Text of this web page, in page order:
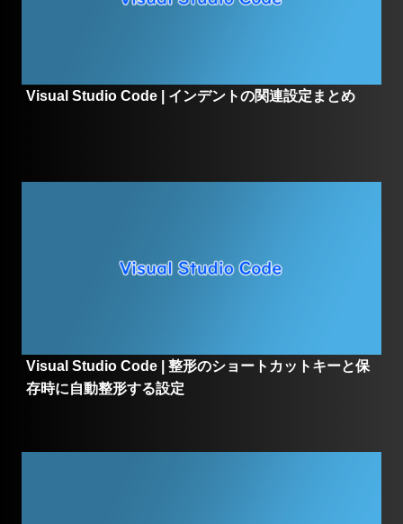
Visual Studio Code | インデントの関連設定まとめ
Visual Studio Code | 整形のショートカットキーと保
存時に自動整形する設定